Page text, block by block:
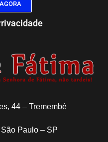
44 – Tremembé
Paulo – SP